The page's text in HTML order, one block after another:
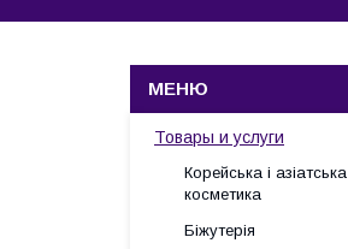
Товары и услуги
Корейська і азіатська
косметика
Біжутерія